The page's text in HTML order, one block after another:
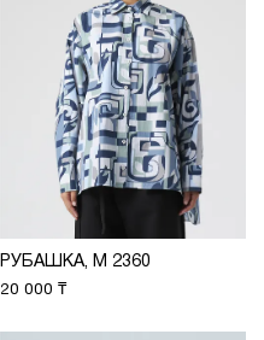
РУБАШКА, М 2360
20 000 ₸